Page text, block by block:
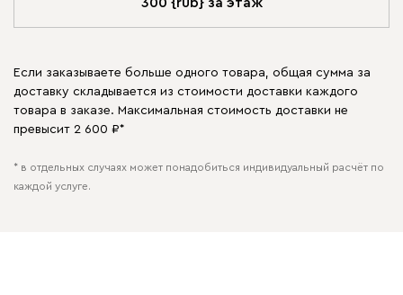
Если заказываете больше одного товара, общая сумма за
доставку складывается из стоимости доставки каждого
товара в заказе. Максимальная стоимость доставки не
превысит 2 600 ₽*
* в отдельных случаях может понадобиться индивидуальный расчёт по
каждой услуге.